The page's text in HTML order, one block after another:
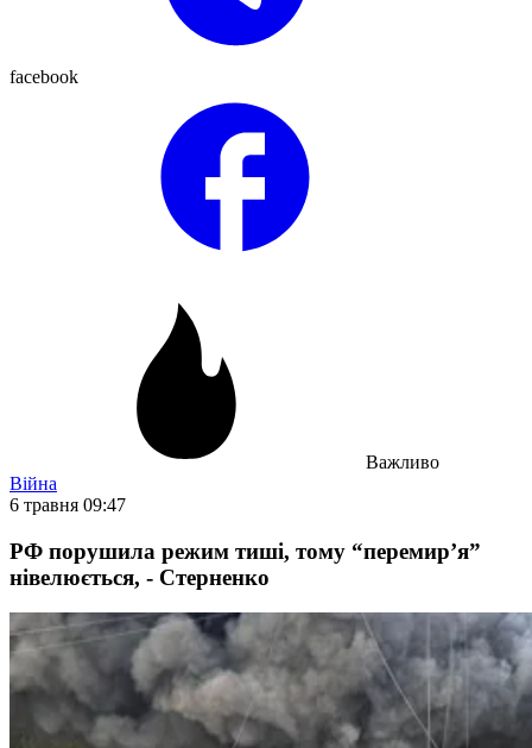
facebook
Важливо
Війна
6 травня 09:47
РФ порушила режим тиші, тому “перемирʼя”
нівелюється, - Стерненко